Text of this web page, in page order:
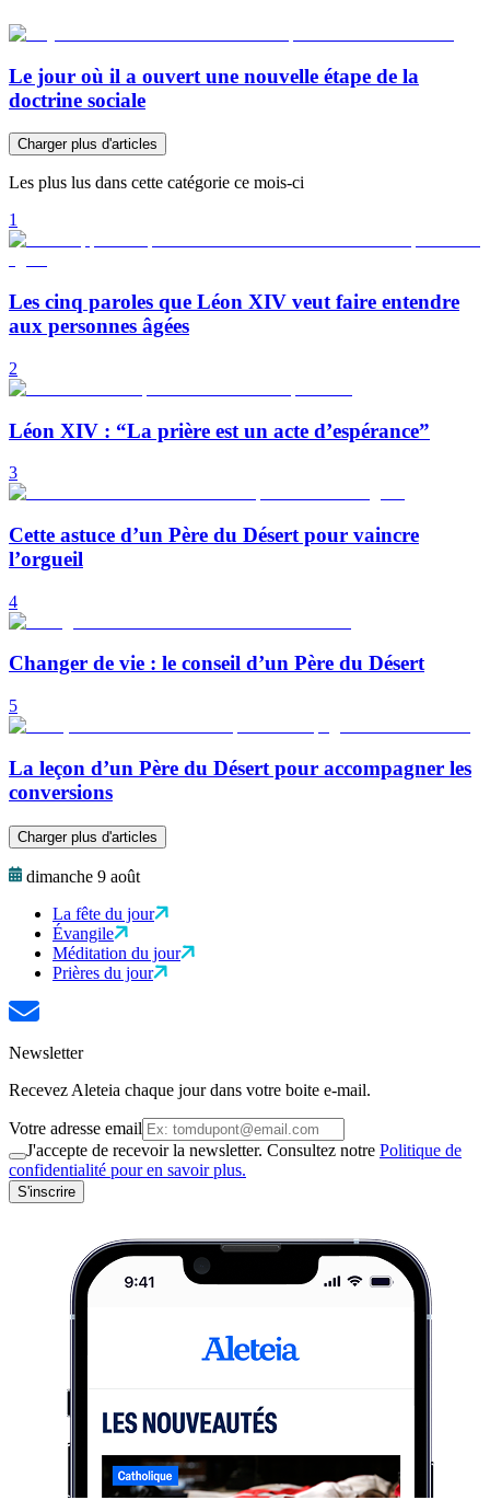
Le jour où il a ouvert une nouvelle étape de la
doctrine sociale
Charger plus d'articles
Les plus lus dans cette catégorie ce mois-ci
1
Les cinq paroles que Léon XIV veut faire entendre
aux personnes âgées
2
Léon XIV : “La prière est un acte d’espérance”
3
Cette astuce d’un Père du Désert pour vaincre
l’orgueil
4
Changer de vie : le conseil d’un Père du Désert
5
La leçon d’un Père du Désert pour accompagner les
conversions
Charger plus d'articles
dimanche 9 août
La fête du jour
Évangile
Méditation du jour
Prières du jour
Newsletter
Recevez Aleteia chaque jour dans votre boite e-mail.
Votre adresse email
J'accepte de recevoir la newsletter. Consultez notre Politique de
confidentialité pour en savoir plus.
S'inscrire